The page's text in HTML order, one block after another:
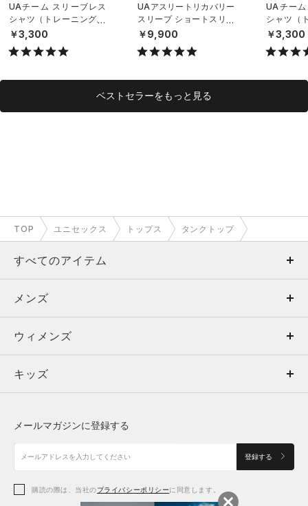
UAチーム スリーブレス
シャツ（トレーニング/U
NISEX）
￥3,300
UAアスリートリカバリー
スリープ ショートスリー
ブ シャツ（ライフスタイ
ル/UNISEX）
￥9,900
UAチー
シャツ（
NISEX）
￥3,300
ベストセラーをもっと見る
TOP ユニセックス トップス タンクトップ
すべてのアイテム
メンズ
ウィメンズ
キッズ
アクセサリー
メンズ
トップス
ボトムス
アクセサリー
ウィメンズ
トップス
シューズ
アクセサリー
キッズ
シューズ
メールマガジンに登録する
登録する
購読の際は、当社のプライバシーポリシーに同意します。